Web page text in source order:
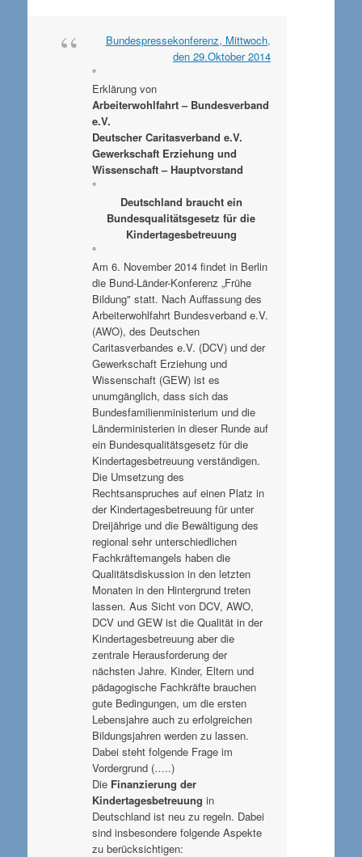
Bundespressekonferenz, Mittwoch,
den 29.Oktober 2014
°
Erklärung von
Arbeiterwohlfahrt – Bundesverband
e.V.
Deutscher Caritasverband e.V.
Gewerkschaft Erziehung und
Wissenschaft – Hauptvorstand
°
Deutschland braucht ein
Bundesqualitätsgesetz für die
Kindertagesbetreuung
°
Am 6. November 2014 findet in Berlin
die Bund-Länder-Konferenz „Frühe
Bildung" statt. Nach Auffassung des
Arbeiterwohlfahrt Bundesverband e.V.
(AWO), des Deutschen
Caritasverbandes e.V. (DCV) und der
Gewerkschaft Erziehung und
Wissenschaft (GEW) ist es
unumgänglich, dass sich das
Bundesfamilienministerium und die
Länderministerien in dieser Runde auf
ein Bundesqualitätsgesetz für die
Kindertagesbetreuung verständigen.
Die Umsetzung des
Rechtsanspruches auf einen Platz in
der Kindertagesbetreuung für unter
Dreijährige und die Bewältigung des
regional sehr unterschiedlichen
Fachkräftemangels haben die
Qualitätsdiskussion in den letzten
Monaten in den Hintergrund treten
lassen. Aus Sicht von DCV, AWO,
DCV und GEW ist die Qualität in der
Kindertagesbetreuung aber die
zentrale Herausforderung der
nächsten Jahre. Kinder, Eltern und
pädagogische Fachkräfte brauchen
gute Bedingungen, um die ersten
Lebensjahre auch zu erfolgreichen
Bildungsjahren werden zu lassen.
Dabei steht folgende Frage im
Vordergrund (…..)
Die Finanzierung der
Kindertagesbetreuung in
Deutschland ist neu zu regeln. Dabei
sind insbesondere folgende Aspekte
zu berücksichtigen: